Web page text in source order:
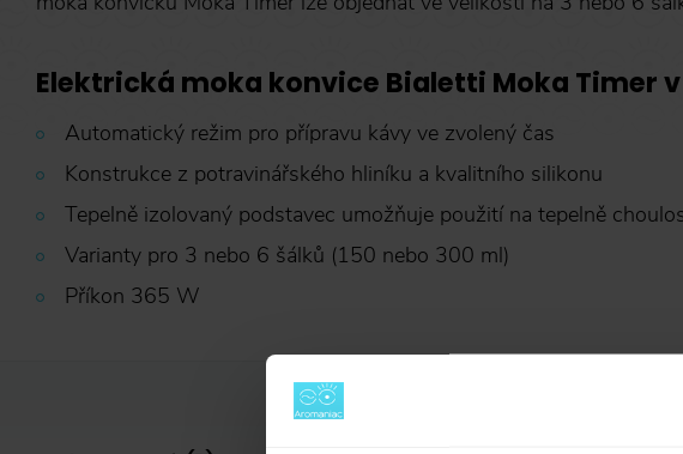
Elektrická moka konvice Bialetti Moka Timer
Automatický režim pro přípravu kávy ve zvolený čas
Konstrukce z potravinářského hliníku a kvalitního silikonu
Tepelně izolovaný podstavec umožňuje použití na tepelně
Varianty pro 3 nebo 6 šálků (150 nebo 300 ml)
Příkon 365 W